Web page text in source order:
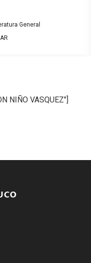
General
NIÑO VASQUEZ"]